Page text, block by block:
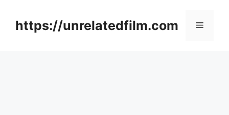
contenthttps://unrelatedfilm.com Menu